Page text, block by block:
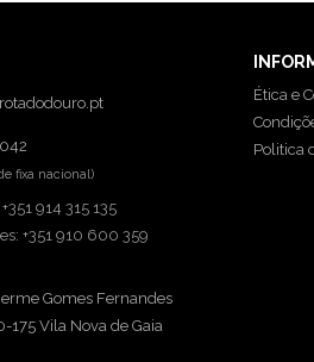
fixa nacional)
914 315 135
+351 910 600 359
Gomes Fernandes
Vila Nova de Gaia
Ética e
Politica